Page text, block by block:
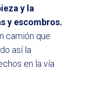
y la
y escombros.
camión que
así la
en la vía